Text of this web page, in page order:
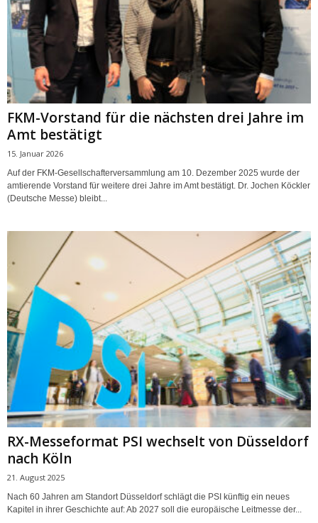
FKM-Vorstand für die nächsten drei Jahre im
Amt bestätigt
15. Januar 2026
Auf der FKM-Gesellschafterversammlung am 10. Dezember 2025 wurde der
amtierende Vorstand für weitere drei Jahre im Amt bestätigt. Dr. Jochen Köckler
(Deutsche Messe) bleibt...
RX-Messeformat PSI wechselt von Düsseldorf
nach Köln
21. August 2025
Nach 60 Jahren am Standort Düsseldorf schlägt die PSI künftig ein neues
Kapitel in ihrer Geschichte auf: Ab 2027 soll die europäische Leitmesse der...